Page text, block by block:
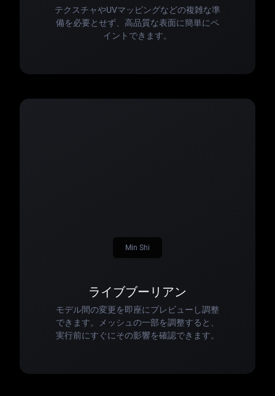
テクスチャやUVマッピングなどの複雑な準
備を必要とせず、高品質な表面に簡単にペ
イントできます。
ライブブーリアン
モデル間の変更を即座にプレビューし調整
できます。メッシュの一部を調整すると、
実行前にすぐにその影響を確認できます。
Min Shi